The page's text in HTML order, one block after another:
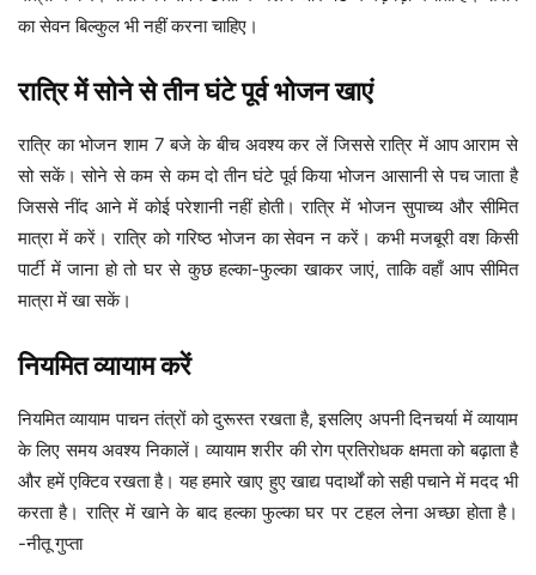
का सेवन बिल्कुल भी नहीं करना चाहिए।
रात्रि में सोने से तीन घंटे पूर्व भोजन खाएं
रात्रि का भोजन शाम 7 बजे के बीच अवश्य कर लें जिससे रात्रि में आप आराम से
सो सकें। सोने से कम से कम दो तीन घंटे पूर्व किया भोजन आसानी से पच जाता है
जिससे नींद आने में कोई परेशानी नहीं होती। रात्रि में भोजन सुपाच्य और सीमित
मात्रा में करें। रात्रि को गरिष्ठ भोजन का सेवन न करें। कभी मजबूरी वश किसी
पार्टी में जाना हो तो घर से कुछ हल्का-फुल्का खाकर जाएं, ताकि वहाँ आप सीमित
मात्रा में खा सकें।
नियमित व्यायाम करें
नियमित व्यायाम पाचन तंत्रों को दुरूस्त रखता है, इसलिए अपनी दिनचर्या में व्यायाम
के लिए समय अवश्य निकालें। व्यायाम शरीर की रोग प्रतिरोधक क्षमता को बढ़ाता है
और हमें एक्टिव रखता है। यह हमारे खाए हुए खाद्य पदार्थों को सही पचाने में मदद भी
करता है। रात्रि में खाने के बाद हल्का फुल्का घर पर टहल लेना अच्छा होता है।
-नीतू गुप्ता